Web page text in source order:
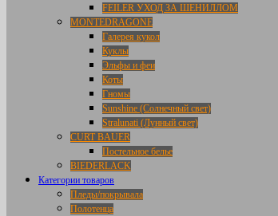
FEILER УХОД ЗА ШЕНИЛЛОМ
MONTEDRAGONE
Галерея кукол
Куклы
Эльфы и феи
Коты
Гномы
Sunshine (Солнечный свет)
Stralunati (Лунный свет)
CURT BAUER
Постельное белье
BIEDERLACK
Категории товаров
Пледы/покрывала
Полотенца